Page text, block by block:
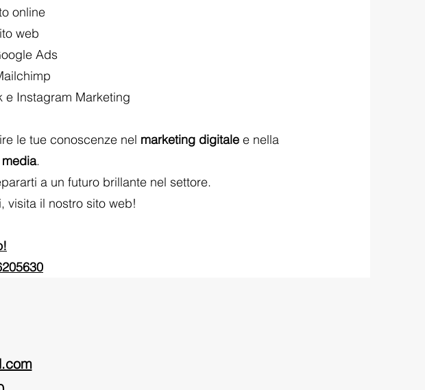
online
web
Ads
e Instagram Marketing
le tue conoscenze nel marketing digitale e nella
.
a un futuro brillante nel settore.
visita il nostro sito web!